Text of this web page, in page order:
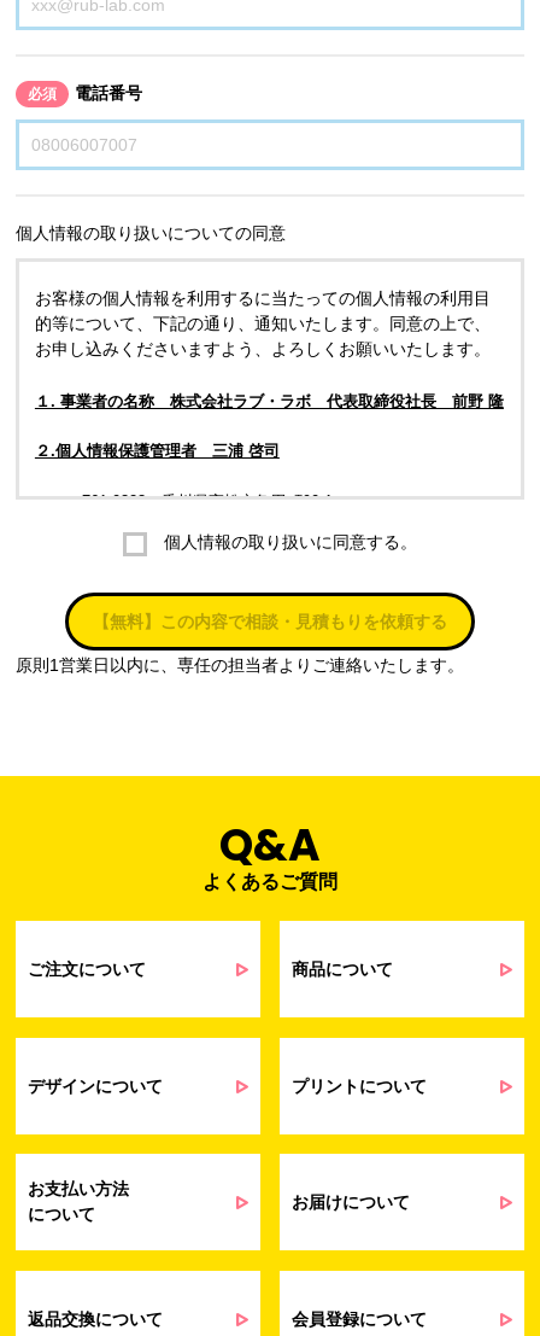
必須 電話番号
個人情報の取り扱いについての同意
お客様の個人情報を利用するに当たっての個人情報の利用目
的等について、下記の通り、通知いたします。同意の上で、
お申し込みくださいますよう、よろしくお願いいたします。
１. 事業者の名称 株式会社ラブ・ラボ 代表取締役社長 前野 隆
２.個人情報保護管理者 三浦 啓司
〒761-0323 香川県高松市亀田町90-1
株式会社ラブ・ラボ
電話：087-847-2000
電子メール：info@rub-lab.com
正当な事業遂行の範囲内で利用いたします。
個人情報の利用目的
会員管理業務
当社通信販売における受発注業務のため
るアンケート等の収集・分析・統計のため
せ業務に関するお取引先様との業務連絡や
契約・請求等の一連の手続きのため
提供するサービス（サポート業務を含む）
は営業およびマーケティング活動（セミナ
ターなど）に関連する情報を、電子メー
問い合わせへの対応のため
た場合のご対応のため
個人情報の取り扱いに同意する。
【無料】この内容で相談・見積もりを依頼する
原則1営業日以内に、専任の担当者よりご連絡いたします。
Q&A
よくあるご質問
ご注文について 商品について
デザインについて プリントについて
お支払い方法
について
お届けについて
返品交換について 会員登録について